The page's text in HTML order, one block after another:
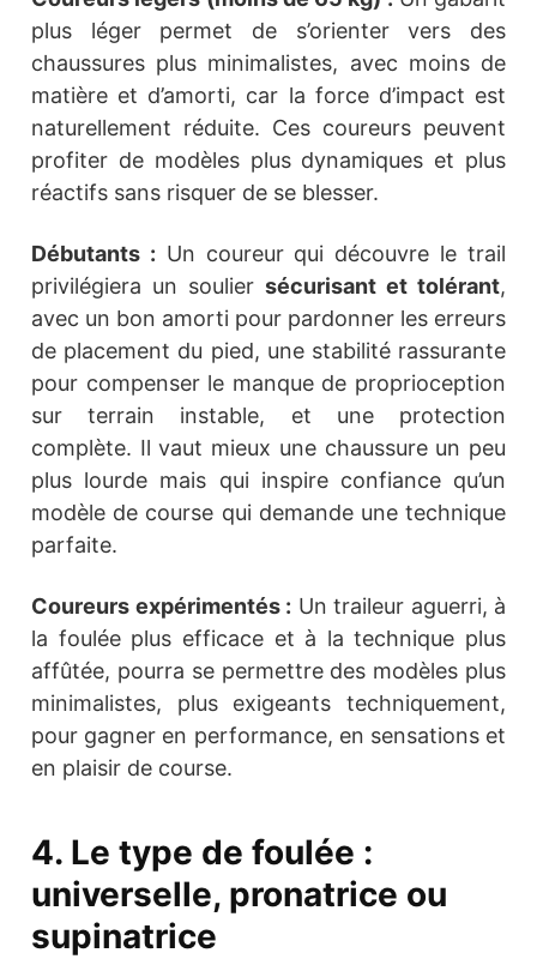
plus léger permet de s’orienter vers des
chaussures plus minimalistes, avec moins de
matière et d’amorti, car la force d’impact est
naturellement réduite. Ces coureurs peuvent
profiter de modèles plus dynamiques et plus
réactifs sans risquer de se blesser.
Débutants : Un coureur qui découvre le trail
privilégiera un soulier sécurisant et tolérant,
avec un bon amorti pour pardonner les erreurs
de placement du pied, une stabilité rassurante
pour compenser le manque de proprioception
sur terrain instable, et une protection
complète. Il vaut mieux une chaussure un peu
plus lourde mais qui inspire confiance qu’un
modèle de course qui demande une technique
parfaite.
Coureurs expérimentés : Un traileur aguerri, à
la foulée plus efficace et à la technique plus
affûtée, pourra se permettre des modèles plus
minimalistes, plus exigeants techniquement,
pour gagner en performance, en sensations et
en plaisir de course.
4. Le type de foulée :
universelle, pronatrice ou
supinatrice